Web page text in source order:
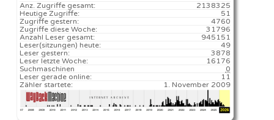
2138325
Anz. Zugriffe gesamt:
51
Heutige Zugriffe:
4760
Zugriffe gestern:
31796
Zugriffe diese Woche:
945151
Anzahl Leser gesamt:
49️
Leser(sitzungen) heute:
3878
Leser gestern:
16176️
Leser letzte Woche:
0
Suchmaschinen
11
Leser gerade online:
1. November 2009
Zähler startete: